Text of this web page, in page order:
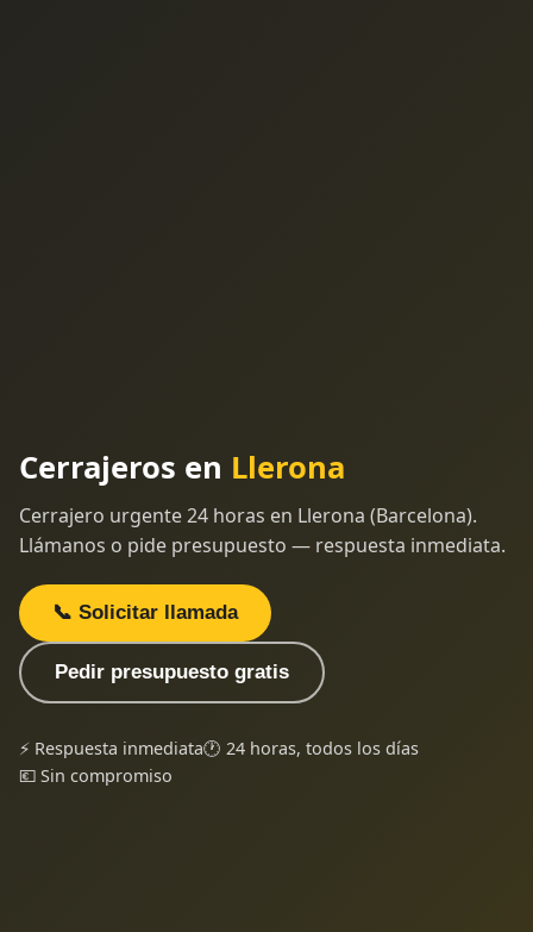
Cerrajeros en Llerona
Cerrajero urgente 24 horas en Llerona (Barcelona).
Llámanos o pide presupuesto — respuesta inmediata.
📞 Solicitar llamada
Pedir presupuesto gratis
⚡ Respuesta inmediata🕐 24 horas, todos los días
💶 Sin compromiso